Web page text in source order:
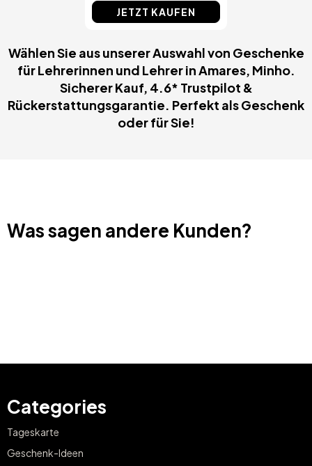
JETZT KAUFEN
Wählen Sie aus unserer Auswahl von Geschenke
für Lehrerinnen und Lehrer in Amares, Minho.
Sicherer Kauf, 4.6* Trustpilot &
Rückerstattungsgarantie. Perfekt als Geschenk
oder für Sie!
Was sagen andere Kunden?
Categories
Tageskarte
Geschenk-Ideen